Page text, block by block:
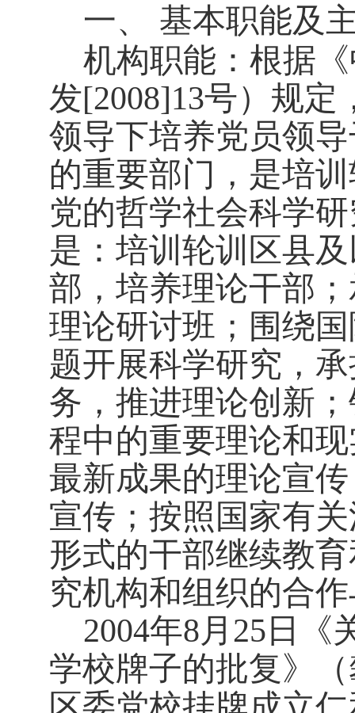
一、
基本职能及
机构职能：根据
发[2008]13号）规定
领导下培养党员领
的重要部门，是培
党的哲学社会科学
是：培训轮训区县
部，培养理论干部
理论研讨班；围绕
题开展科学研究，
务，推进理论创新
程中的重要理论和
最新成果的理论宣
宣传；按照国家有
形式的干部继续教
究机构和组织的合
2004年8月 25 日
学校牌子的批复》